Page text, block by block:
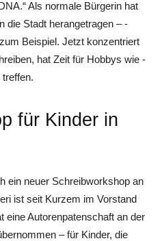
Als normale Bürgerin hat
die Stadt herangetragen –
Beispiel. Jetzt konzentriert
hat Zeit für Hobbys wie
für Kinder in
ein neuer Schreibworkshop an
ist seit Kurzem im Vorstand
eine Autorenpatenschaft an der
– für Kinder, die